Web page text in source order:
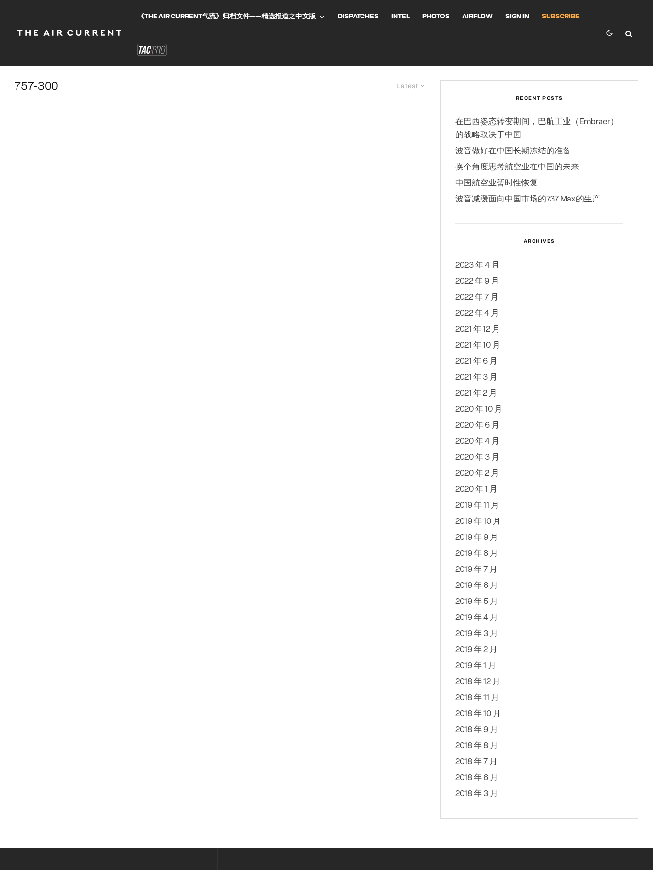
《THE AIR CURRENT气流》归档文件——精选报道之中文版 DISPATCHES INTEL PHOTOS AIRFLOW SIGN IN SUBSCRIBE
Latest
757-300
RECENT POSTS
在巴西姿态转变期间，巴航工业（Embraer）
的战略取决于中国
波音做好在中国长期冻结的准备
换个角度思考航空业在中国的未来
中国航空业暂时性恢复
波音减缓面向中国市场的737 Max的生产
ARCHIVES
2023 年 4 月
2022 年 9 月
2022 年 7 月
2022 年 4 月
2021 年 12 月
2021 年 10 月
2021 年 6 月
2021 年 3 月
2021 年 2 月
2020 年 10 月
2020 年 6 月
2020 年 4 月
2020 年 3 月
2020 年 2 月
2020 年 1 月
2019 年 11 月
2019 年 10 月
2019 年 9 月
2019 年 8 月
2019 年 7 月
2019 年 6 月
2019 年 5 月
2019 年 4 月
2019 年 3 月
2019 年 2 月
2019 年 1 月
2018 年 12 月
2018 年 11 月
2018 年 10 月
2018 年 9 月
2018 年 8 月
2018 年 7 月
2018 年 6 月
2018 年 3 月